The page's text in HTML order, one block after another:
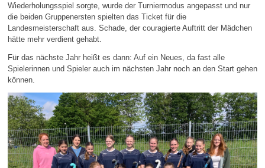
Wiederholungsspiel sorgte, wurde der Turniermodus angepasst und nur
die beiden Gruppenersten spielten das Ticket für die
Landesmeisterschaft aus. Schade, der couragierte Auftritt der Mädchen
hätte mehr verdient gehabt.
Für das nächste Jahr heißt es dann: Auf ein Neues, da fast alle
Spielerinnen und Spieler auch im nächsten Jahr noch an den Start gehen
können.